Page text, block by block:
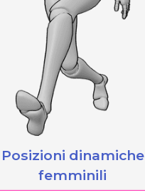
Posizioni dinamiche
femminili